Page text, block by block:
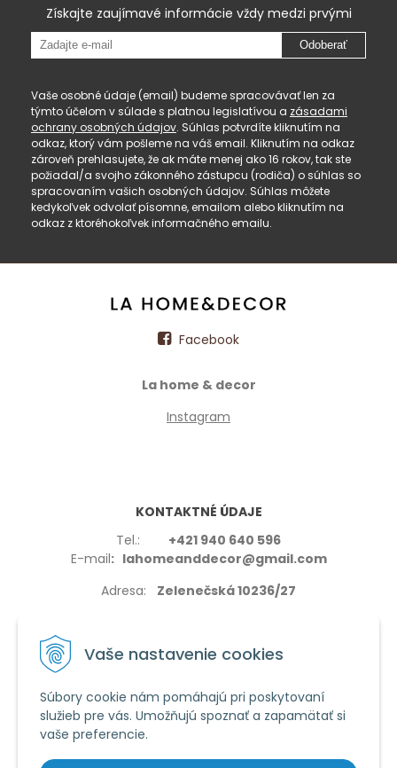
Vaše nastavenie cookies
Súbory cookie nám pomáhajú pri poskytovaní
služieb pre vás. Umožňujú spoznať a zapamätať si
vaše preferencie.
Získajte zaujímavé informácie vždy medzi prvými
Odoberať
Vaše osobné údaje (email) budeme spracovávať len za
týmto účelom v súlade s platnou legislatívou a zásadami
ochrany osobných údajov. Súhlas potvrdíte kliknutím na
odkaz, ktorý vám pošleme na váš email. Kliknutím na odkaz
zároveň prehlasujete, že ak máte menej ako 16 rokov, tak ste
požiadal/a svojho zákonného zástupcu (rodiča) o súhlas so
spracovaním vašich osobných údajov. Súhlas môžete
kedykoľvek odvolať písomne, emailom alebo kliknutím na
odkaz z ktoréhokoľvek informačného emailu.
Facebook
La home & decor
Instagram
KONTAKTNÉ ÚDAJE
Tel.: +421 940 640 596
E-mail: lahomeanddecor@gmail.com
Adresa: Zelenečská 10236/27
VŠETKO O NÁKUPE